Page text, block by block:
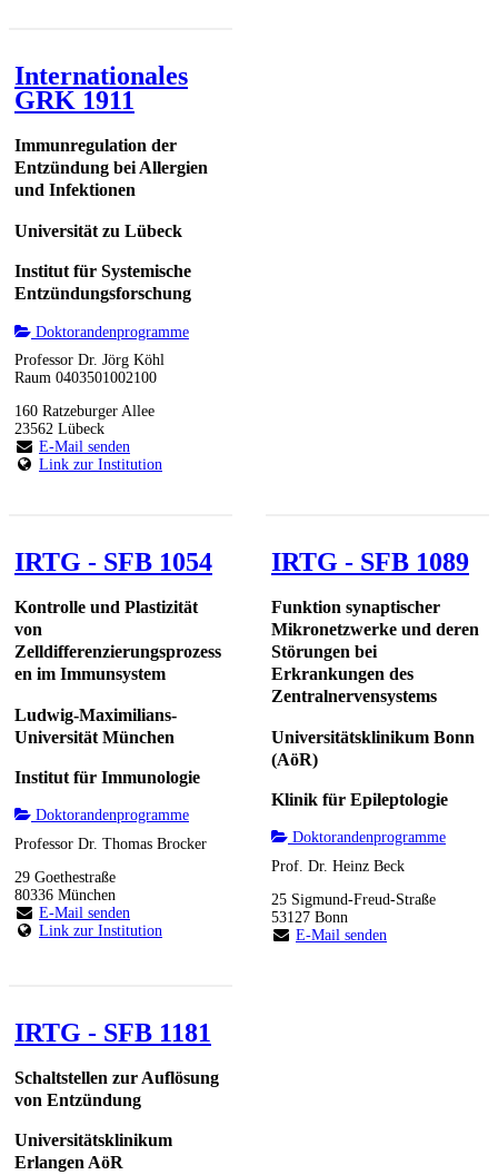
Internationales
GRK 1911
Immunregulation der
Entzündung bei Allergien
und Infektionen
Universität zu Lübeck
Institut für Systemische
Entzündungsforschung
Doktorandenprogramme
Professor Dr. Jörg Köhl
Raum 0403501002100
160 Ratzeburger Allee
23562 Lübeck
E-Mail senden
Link zur Institution
IRTG - SFB 1054
Kontrolle und Plastizität
von
Zelldifferenzierungsprozess
en im Immunsystem
Ludwig-Maximilians-
Universität München
Institut für Immunologie
Doktorandenprogramme
Professor Dr. Thomas Brocker
29 Goethestraße
80336 München
E-Mail senden
Link zur Institution
IRTG - SFB 1089
Funktion synaptischer
Mikronetzwerke und deren
Störungen bei
Erkrankungen des
Zentralnervensystems
Universitätsklinikum Bonn
(AöR)
Klinik für Epileptologie
Doktorandenprogramme
Prof. Dr. Heinz Beck
25 Sigmund-Freud-Straße
53127 Bonn
E-Mail senden
IRTG - SFB 1181
Schaltstellen zur Auflösung
von Entzündung
Universitätsklinikum
Erlangen AöR